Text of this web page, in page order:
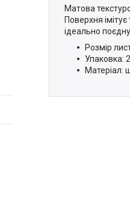
Матова
Поверхня
ідеально
Розмір
Упаковка:
Матеріал: